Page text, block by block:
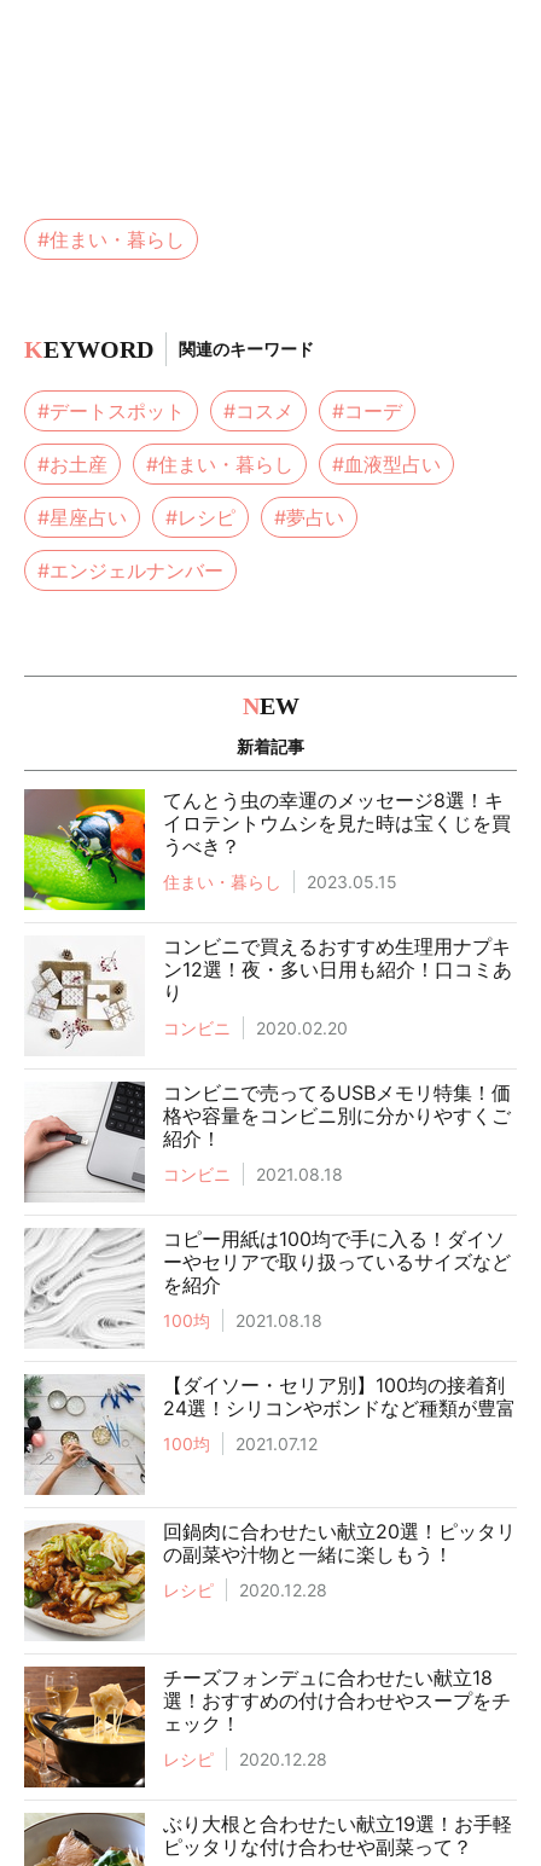
#住まい・暮らし
KEYWORD 関連のキーワード
#デートスポット #コスメ #コーデ
#お土産 #住まい・暮らし #血液型占い
#星座占い #レシピ #夢占い
#エンジェルナンバー
NEW
新着記事
てんとう虫の幸運のメッセージ8選！キ
イロテントウムシを見た時は宝くじを買
うべき？
住まい・暮らし 2023.05.15
コンビニで買えるおすすめ生理用ナプキ
ン12選！夜・多い日用も紹介！口コミあ
り
コンビニ 2020.02.20
コンビニで売ってるUSBメモリ特集！価
格や容量をコンビニ別に分かりやすくご
紹介！
コンビニ 2021.08.18
コピー用紙は100均で手に入る！ダイソ
ーやセリアで取り扱っているサイズなど
を紹介
100均 2021.08.18
【ダイソー・セリア別】100均の接着剤
24選！シリコンやボンドなど種類が豊富
100均 2021.07.12
回鍋肉に合わせたい献立20選！ピッタリ
の副菜や汁物と一緒に楽しもう！
レシピ 2020.12.28
チーズフォンデュに合わせたい献立18
選！おすすめの付け合わせやスープをチ
ェック！
レシピ 2020.12.28
ぶり大根と合わせたい献立19選！お手軽
ピッタリな付け合わせや副菜って？